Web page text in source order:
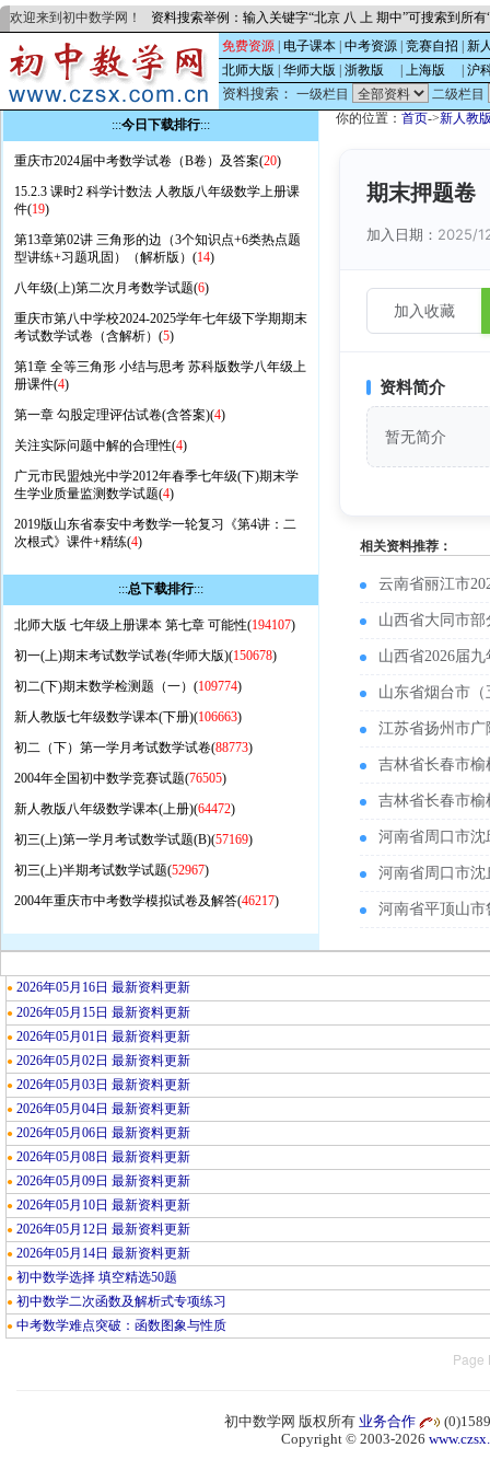
欢迎来到初中数学网！ 资料搜索举例：输入关键字“北京 八 上 期中”可搜索到所
免费资源 电子课本 中考资源 竞赛自招
新
北师大版
华师大版 浙教版 上海版 沪
资料搜索： 一级栏目
二级栏目
:::今日下载排行:::
重庆市2024届中考数学试卷（B卷）及答案(20)
15.2.3 课时2 科学计数法 人教版八年级数学上册课
件(19)
第13章第02讲 三角形的边（3个知识点+6类热点题
型讲练+习题巩固）（解析版）(14)
八年级(上)第二次月考数学试题(6)
重庆市第八中学校2024-2025学年七年级下学期期末
考试数学试卷（含解析）(5)
第1章 全等三角形 小结与思考 苏科版数学八年级上
册课件(4)
第一章 勾股定理评估试卷(含答案)(4)
关注实际问题中解的合理性(4)
广元市民盟烛光中学2012年春季七年级(下)期末学
生学业质量监测数学试题(4)
2019版山东省泰安中考数学一轮复习《第4讲：二
次根式》课件+精练(4)
:::总下载排行:::
北师大版 七年级上册课本 第七章 可能性(194107)
初一(上)期末考试数学试卷(华师大版)(150678)
初二(下)期末数学检测题（一）(109774)
新人教版七年级数学课本(下册)(106663)
初二（下）第一学月考试数学试卷(88773)
2004年全国初中数学竞赛试题(76505)
新人教版八年级数学课本(上册)(64472)
初三(上)第一学月考试数学试题(B)(57169)
初三(上)半期考试数学试题(52967)
2004年重庆市中考数学模拟试卷及解答(46217)
你的位置： 首页->新人教
期末押题卷
加入日期： 2025/
加入收藏
资料简介
暂无简介
相关资料推荐：
云南省丽江市
山西省大同市
山西省2026届
山东省烟台市
江苏省扬州市广
吉林省长春市榆
吉林省长春市榆
河南省周口市沈
河南省周口市沈
河南省平顶山市
● 2026年05月16日 最新资料更新
● 2026年05月15日 最新资料更新
● 2026年05月01日 最新资料更新
● 2026年05月02日 最新资料更新
● 2026年05月03日 最新资料更新
● 2026年05月04日 最新资料更新
● 2026年05月06日 最新资料更新
● 2026年05月08日 最新资料更新
● 2026年05月09日 最新资料更新
● 2026年05月10日 最新资料更新
● 2026年05月12日 最新资料更新
● 2026年05月14日 最新资料更新
● 初中数学选择 填空精选50题
● 初中数学二次函数及解析式专项练习
● 中考数学难点突破：函数图象与性质
Page
初中数学网 版权所有 业务合作
Copyright © 2003-2026